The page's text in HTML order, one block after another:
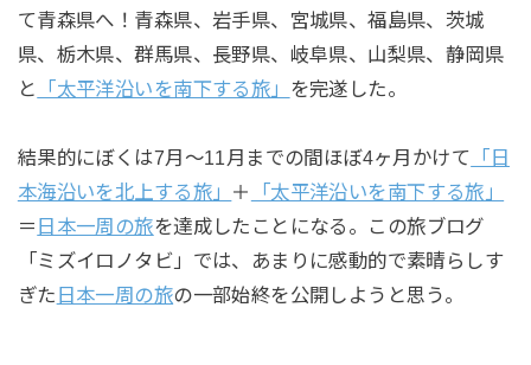
て青森県へ！青森県、岩手県、宮城県、福島県、茨城
県、栃木県、群馬県、長野県、岐阜県、山梨県、静岡県
と
「太平洋沿いを南下する旅」 を完遂した。
結果的にぼくは7月〜11月までの間ほぼ4ヶ月かけて 「日
本海沿いを北上する旅」 ＋
「太平洋沿いを南下する旅」
＝ 日本一周の旅を達成したことになる。この旅ブログ
「ミズイロノタビ」では、あまりに感動的で素晴らしす
ぎた 日本一周の旅の一部始終を公開しようと思う。